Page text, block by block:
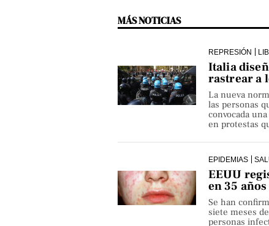
MÁS NOTICIAS
REPRESIÓN
Italia
rastrear a
La nueva
las personas
convocada
en protestas
EPIDEMIAS
EEUU
en 35 años
Se han
siete meses
personas